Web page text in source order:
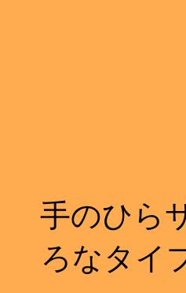
手のひら
ろなタイ